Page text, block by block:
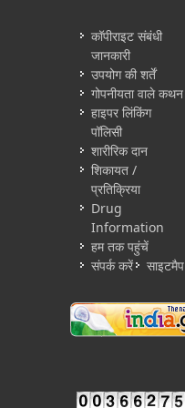
कॉपीराइट संबंधी
जानकारी
उपयोग की शर्तें
गोपनीयता वाले कथन
हाइपर लिंकिंग
पॉलिसी
शारीरिक दान
शिकायत /
प्रतिक्रिया
Drug
Information
हम तक पहुंचें
संपर्क करें
साइटमैप